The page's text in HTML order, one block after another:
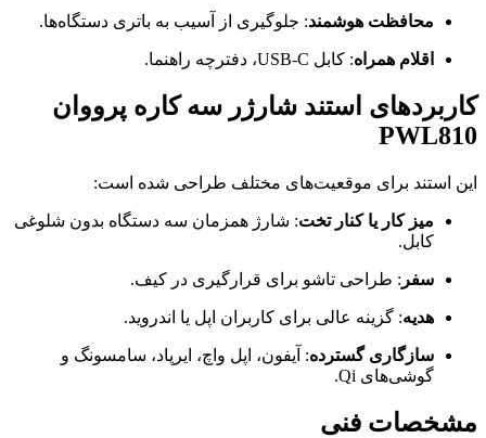
محافظت هوشمند: جلوگیری از آسیب به باتری دستگاه‌ها.
اقلام همراه: کابل USB-C، دفترچه راهنما.
کاربردهای استند شارژر سه کاره پرووان
PWL810
این استند برای موقعیت‌های مختلف طراحی شده است:
میز کار یا کنار تخت: شارژ همزمان سه دستگاه بدون شلوغی
کابل.
سفر : طراحی تاشو برای قرارگیری در کیف.
هدیه: گزینه عالی برای کاربران اپل یا اندروید.
سازگاری گسترده: آیفون، اپل واچ، ایرپاد، سامسونگ و
گوشی‌های Qi.
مشخصات فنی